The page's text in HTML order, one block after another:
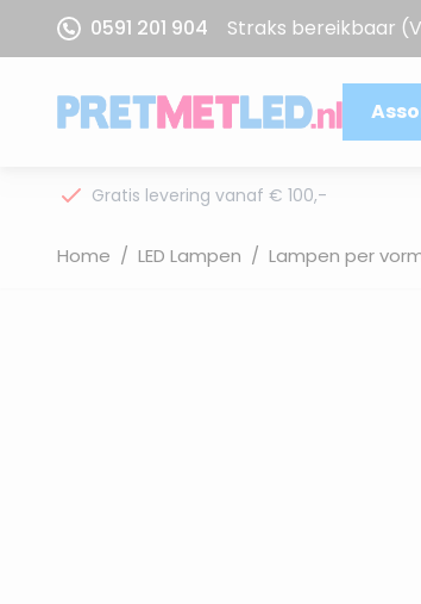
Ga naar de inhoud
0591 201 904 Straks bereikbaar
Gratis levering vanaf € 100,-
Home / LED Lampen / Lampen per